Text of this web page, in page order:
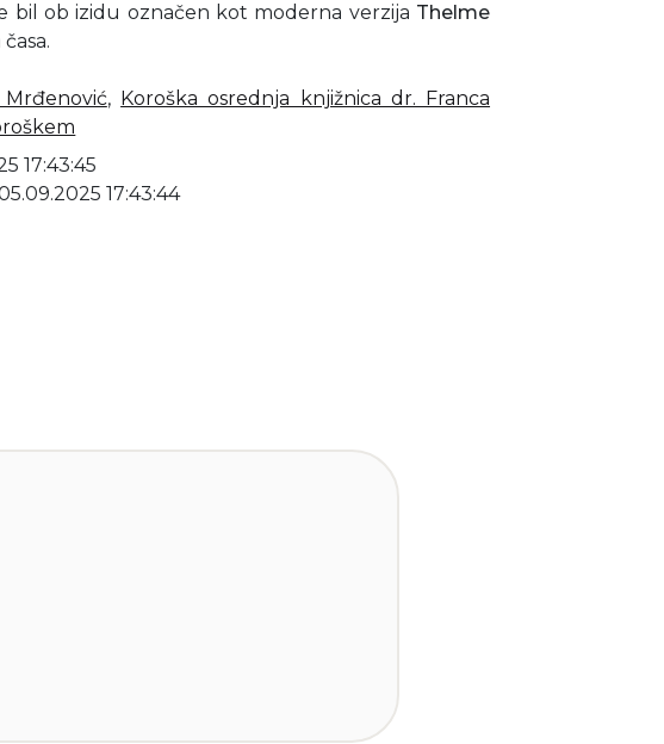
bil ob izidu označen kot moderna verzija Thelme
Mrđenović, Koroška osrednja knjižnica dr. Franca
17:43:45
17:43:44